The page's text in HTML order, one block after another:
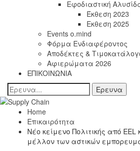
Εφοδιαστική
Έκθεση 2023
Εκθεση 2025
Events o.mind
Φόρμα Ενδιαφέροντος
Αποδέκτες &
Αφιερώματα 2026
ΕΠΙΚΟΙΝΩΝΙΑ
Home
Επικαιρότητα
Νέο κείμενο Πολιτικής από ΕΕL
μέλλον των αστικών